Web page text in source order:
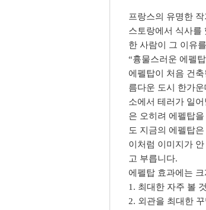
프랑스의 유명한
스토랑에서 식사를
한 사람이 그 이유
“흉물스러운 에펠
에펠탑이 처음 건
름다운 도시 한가
소에서 테러가 일
은 오히려 에펠탑
도 지금의 에펠탑
이처럼 이미지가
고 부릅니다.
에펠탑 효과에는
1. 최대한 자주 볼 것
2. 외관을 최대한 꾸